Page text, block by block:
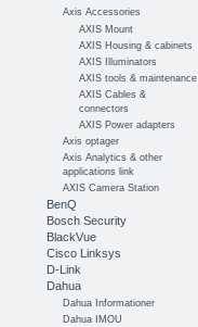
Axis Accessories
AXIS Mount
AXIS Housing & cabinets
AXIS Illuminators
AXIS tools & maintenance
AXIS Cables &
connectors
AXIS Power adapters
Axis optager
Axis Analytics & other
applications link
AXIS Camera Station
BenQ
Bosch Security
BlackVue
Cisco Linksys
D-Link
Dahua
Dahua Informationer
Dahua IMOU